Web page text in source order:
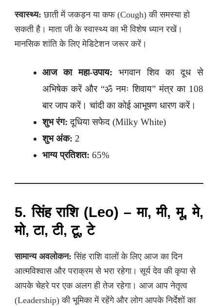
स्वास्थ्य: छाती में जकड़न या कफ (Cough) की समस्या हो
सकती है। माता जी के स्वास्थ्य का भी विशेष ध्यान रखें।
मानसिक शांति के लिए मेडिटेशन जरूर करें।
आज का महा-उपाय: भगवान शिव का दूध से
अभिषेक करें और “ॐ नमः शिवाय” मंत्र का 108
बार जाप करें। चांदी का कोई आभूषण धारण करें।
शुभ रंग: दूधिया सफेद (Milky White)
शुभ अंक: 2
भाग्य प्रतिशत: 65%
5. सिंह राशि (Leo) – मा, मी, मू, मे,
मो, टा, टी, टू, टे
सामान्य अवलोकन: सिंह राशि वालों के लिए आज का दिन
आत्मविश्वास और पराक्रम से भरा रहेगा। सूर्य देव की कृपा से
आपके चेहरे पर एक अलग ही तेज रहेगा। आज आप नेतृत्व
(Leadership) की भूमिका में रहेंगे और लोग आपके निर्देशों का